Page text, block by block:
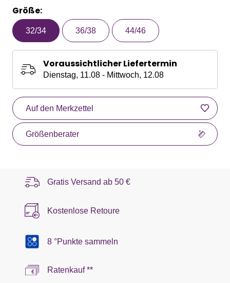
Größe:
32/34 36/38 44/46
Voraussichtlicher Liefertermin
Dienstag, 11.08 - Mittwoch, 12.08
Auf den Merkzettel
Größenberater
Gratis Versand ab 50 €
Kostenlose Retoure
8 °Punkte sammeln
Ratenkauf **